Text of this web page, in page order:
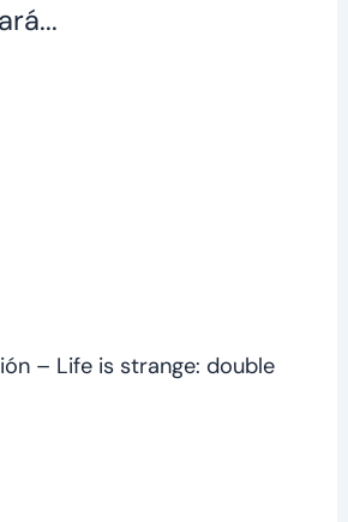
– Life is strange: double